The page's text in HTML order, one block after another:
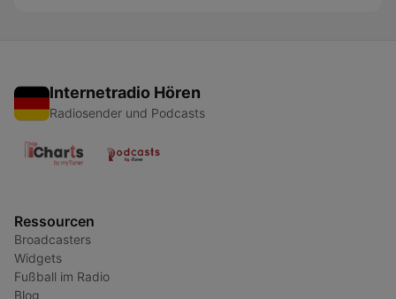
Internetradio Hören
Radiosender und Podcasts
Ressourcen
Broadcasters
Widgets
Fußball im Radio
Blog